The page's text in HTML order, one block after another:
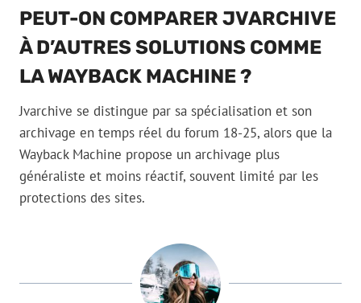
PEUT-ON COMPARER JVARCHIVE
À D’AUTRES SOLUTIONS COMME
LA WAYBACK MACHINE ?
Jvarchive se distingue par sa spécialisation et son
archivage en temps réel du forum 18-25, alors que la
Wayback Machine propose un archivage plus
généraliste et moins réactif, souvent limité par les
protections des sites.